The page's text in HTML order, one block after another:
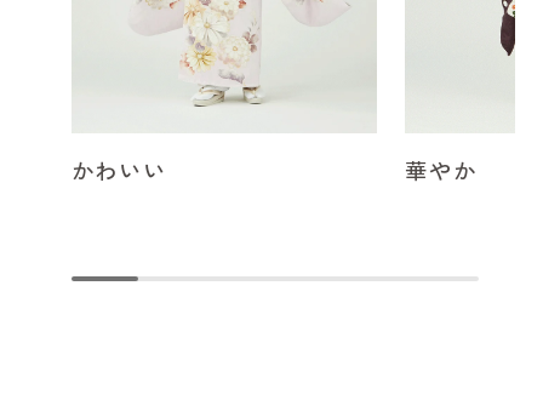
かわいい 華やか